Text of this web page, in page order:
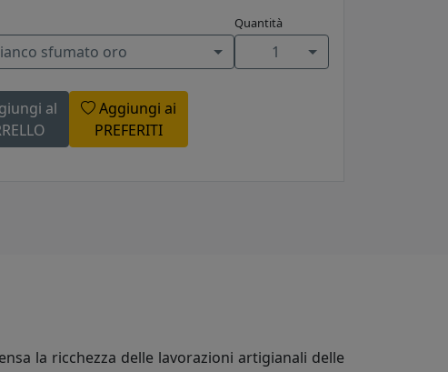
sfumato oro
Quantità
1
al
Aggiungi ai
PREFERITI
la ricchezza delle lavorazioni artigianali delle